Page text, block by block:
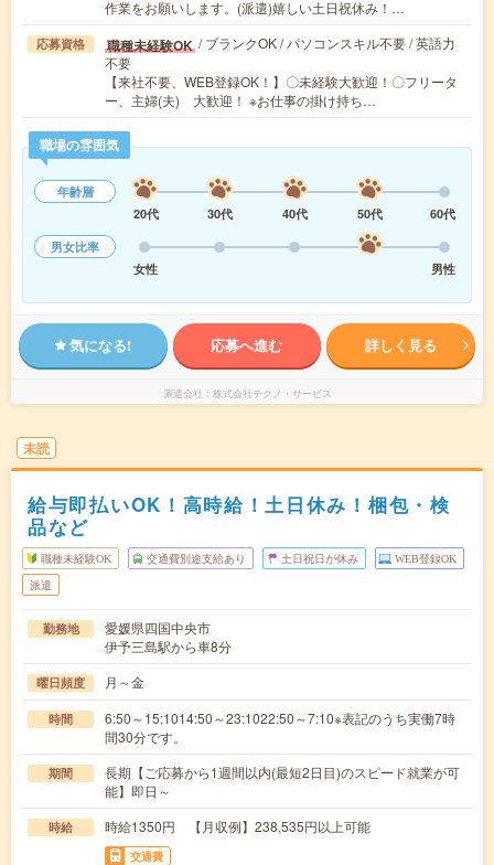
作業をお願いします。(派遣)嬉しい土日祝休み！…
応募資格 職種未経験OK / ブランクOK / パソコンスキル不要 / 英語力
不要
【来社不要、WEB登録OK！】〇未経験大歓迎！〇フリータ
ー、主婦(夫) 大歓迎！ ※お仕事の掛け持ち…
職場の雰囲気
年齢層
20代
30代 40代 50代
60代
男女比率
女性
男性
気になる! 応募へ進む 詳しく見る
派遣会社 株式会社テクノ・サービス
未読
給与即払いOK！高時給！土日休み！梱包・検
品など
職種未経験OK 交通費別途支給あり 土日祝日が休み WEB登録OK
派遣
勤務地
愛媛県四国中央市
伊予三島駅から車8分
曜日頻度 月～金
時間
6:50～15:1014:50～23:1022:50～7:10※表記のうち実働7時
間30分です。
期間
長期【ご応募から1週間以内(最短2日目)のスピード就業が可
能】即日～
時給 時給1350円 【月収例】238,535円以上可能
交通費